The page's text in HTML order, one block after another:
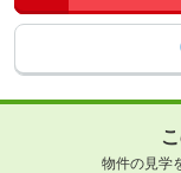
物件の見学